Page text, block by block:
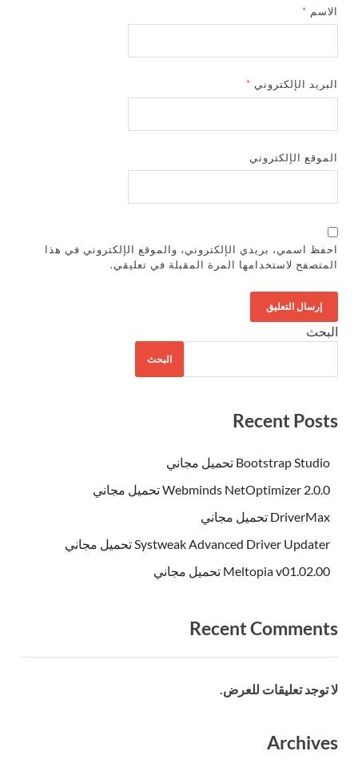
*
الإلكتروني*
الإلكتروني
اسمي، بريدي الإلكتروني، والموقع الإلكتروني في هذا
لاستخدامها المرة المقبلة في تعليقي.
Recent
Bootstrap Studio تحميل مجاني
Webminds NetOptimizer 2.0.0 تحميل مجاني
DriverMax تحميل مجاني
Systweak Advanced Driver Updater تحميل مجاني
Meltopia v01.02.00 تحميل مجاني
Recent
توجد تعليقات للعرض.